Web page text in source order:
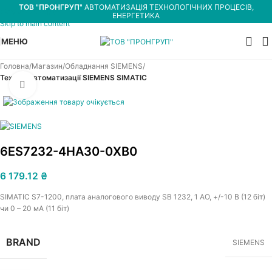
Skip to navigation
Skip to main content
ТОВ "ПРОНГРУП" АВТОМАТИЗАЦІЯ ТЕХНОЛОГІЧНИХ ПРОЦЕСІВ,
ЕНЕРГЕТИКА
МЕНЮ
Головна Магазин Обладнання SIEMENS
Техніка автоматизації SIEMENS SIMATIC
6ES7232-4HA30-0XB0
6 179.12 ₴
SIMATIC S7-1200, плата аналогового виводу SB 1232, 1 AO, +/-10 В (12 біт)
чи 0 – 20 мА (11 біт)
BRAND SIEMENS